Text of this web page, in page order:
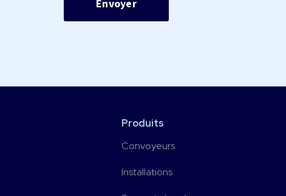
Produits
Convoyeurs
Installations